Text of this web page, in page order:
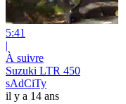
5:41
|
À suivre
Suzuki LTR 450
sAdCiTy
il y a 14 ans